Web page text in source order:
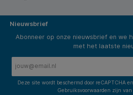
Nieuwsbrief
Abonneer op onze nieuwsbrief en we
met het laatste
Deze site wordt beschermd door reCAPTCHA
Gebruiksvoorwaarden zijn van